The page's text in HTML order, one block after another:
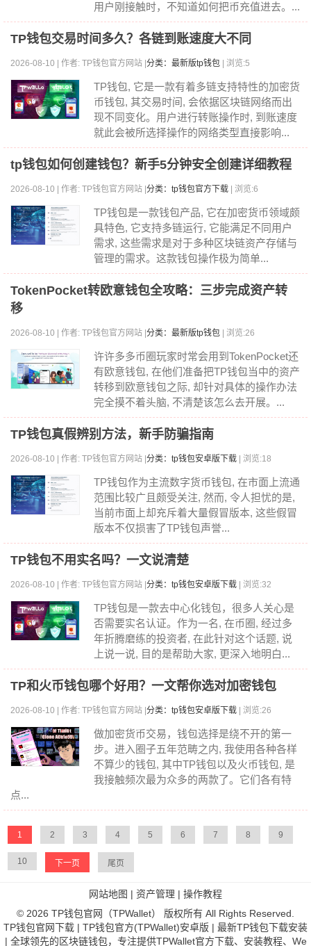
用户刚接触时，不知道如何把币充值进去。...
TP钱包交易时间多久？各链到账速度大不同
2026-08-10 | 作者: TP钱包官方网站 | 分类：最新版tp钱包 | 浏览:5
TP钱包, 它是一款有着多链支持特性的加密货
币钱包, 其交易时间, 会依据区块链网络而出
现不同变化。用户进行转账操作时, 到账速度
就此会被所选择操作的网络类型直接影响...
tp钱包如何创建钱包？新手5分钟安全创建详细教程
2026-08-10 | 作者: TP钱包官方网站 | 分类：tp钱包官方下载 | 浏览:6
TP钱包是一款钱包产品, 它在加密货币领域颇
具特色, 它支持多链运行, 它能满足不同用户
需求, 这些需求是对于多种区块链资产存储与
管理的需求。这款钱包操作极为简单...
TokenPocket转欧意钱包全攻略：三步完成资产转
移
2026-08-10 | 作者: TP钱包官方网站 | 分类：最新版tp钱包 | 浏览:26
许许多多币圈玩家时常会用到TokenPocket还
有欧意钱包, 在他们准备把TP钱包当中的资产
转移到欧意钱包之际, 却针对具体的操作办法
完全摸不着头脑, 不清楚该怎么去开展。...
TP钱包真假辨别方法，新手防骗指南
2026-08-10 | 作者: TP钱包官方网站 | 分类：tp钱包安卓版下载 | 浏览:18
TP钱包作为主流数字货币钱包, 在市面上流通
范围比较广且颇受关注, 然而, 令人担忧的是,
当前市面上却充斥着大量假冒版本, 这些假冒
版本不仅损害了TP钱包声誉...
TP钱包不用实名吗？一文说清楚
2026-08-10 | 作者: TP钱包官方网站 | 分类：tp钱包安卓版下载 | 浏览:32
TP钱包是一款去中心化钱包，很多人关心是
否需要实名认证。作为一名, 在币圈, 经过多
年折腾磨练的投资者, 在此针对这个话题, 说
上说一说, 目的是帮助大家, 更深入地明白...
TP和火币钱包哪个好用？一文帮你选对加密钱包
2026-08-10 | 作者: TP钱包官方网站 | 分类：tp钱包安卓版下载 | 浏览:26
做加密货币交易，钱包选择是绕不开的第一
步。进入圈子五年范畴之内, 我使用各种各样
不算少的钱包, 其中TP钱包以及火币钱包, 是
我接触频次最为众多的两款了。它们各有特
点...
1 2 3 4 5 6 7 8 9
10 下一页 尾页
网站地图 | 资产管理 | 操作教程
© 2026 TP钱包官网（TPWallet） 版权所有 All Rights Reserved.
TP钱包官网下载 | TP钱包官方(TPWallet)安卓版 | 最新TP钱包下载安装
| 全球领先的区块链钱包，专注提供TPWallet官方下载、安装教程、We